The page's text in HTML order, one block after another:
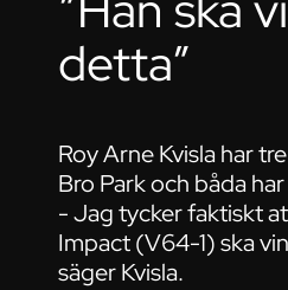
detta”
Roy Arne Kvisla har
Bro Park och båda
- Jag tycker faktiskt
Impact (V64-1) ska
säger Kvisla.